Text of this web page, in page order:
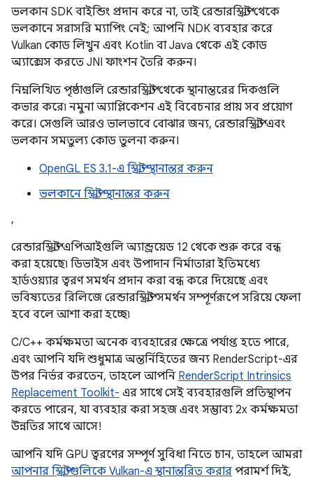
ভলকান SDK বাইন্ডিং প্রদান করে না, তাই রেন্ডারস্ক্রিপ্ট থেকে
ভলকানে সরাসরি ম্যাপিং নেই; আপনি NDK ব্যবহার করে
Vulkan কোড লিখুন এবং Kotlin বা Java থেকে এই কোড
অ্যাক্সেস করতে JNI ফাংশন তৈরি করুন।
নিম্নলিখিত পৃষ্ঠাগুলি রেন্ডারস্ক্রিপ্ট থেকে স্থানান্তরের দিকগুলি
কভার করে৷ নমুনা অ্যাপ্লিকেশন এই বিবেচনার প্রায় সব প্রয়োগ
করে। সেগুলি আরও ভালভাবে বোঝার জন্য, রেন্ডারস্ক্রিপ্ট এবং
ভলকান সমতুল্য কোড তুলনা করুন।
OpenGL ES 3.1-এ স্ক্রিপ্ট স্থানান্তর করুন
ভলকানে স্ক্রিপ্ট স্থানান্তর করুন
,
রেন্ডারস্ক্রিপ্ট এপিআইগুলি অ্যান্ড্রয়েড 12 থেকে শুরু করে বন্ধ
করা হয়েছে৷ ডিভাইস এবং উপাদান নির্মাতারা ইতিমধ্যে
হার্ডওয়্যার ত্বরণ সমর্থন প্রদান করা বন্ধ করে দিয়েছে এবং
ভবিষ্যতের রিলিজে রেন্ডারস্ক্রিপ্ট সমর্থন সম্পূর্ণরূপে সরিয়ে ফেলা
হবে বলে আশা করা হচ্ছে৷
C/C++ কর্মক্ষমতা অনেক ব্যবহারের ক্ষেত্রে পর্যাপ্ত হতে পারে,
এবং আপনি যদি শুধুমাত্র অন্তর্নিহিতের জন্য RenderScript-এর
উপর নির্ভর করতেন, তাহলে আপনি RenderScript Intrinsics
Replacement Toolkit- এর সাথে সেই ব্যবহারগুলি প্রতিস্থাপন
করতে পারেন, যা ব্যবহার করা সহজ এবং সম্ভাব্য 2x কর্মক্ষমতা
উন্নতির সাথে আসে!
আপনি যদি GPU ত্বরণের সম্পূর্ণ সুবিধা নিতে চান, তাহলে আমরা
আপনার স্ক্রিপ্টগুলিকে Vulkan-এ স্থানান্তরিত করার পরামর্শ দিই,